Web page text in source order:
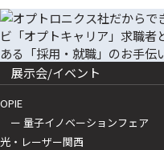
展示会/イベント
OPIE
ー 量子イノベーションフェア
光・レーザー関西